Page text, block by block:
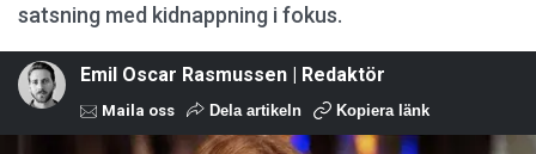
satsning med kidnappning i fokus.
Emil Oscar Rasmussen | Redaktör
Maila oss Dela artikeln Kopiera länk